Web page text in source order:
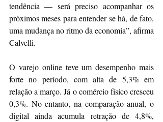
tendência — será preciso acompanhar os
próximos meses para entender se há, de fato,
uma mudança no ritmo da economia”, afirma
Calvelli.
O varejo online teve um desempenho mais
forte no período, com alta de 5,3% em
relação a março. Já o comércio físico cresceu
0,3%. No entanto, na comparação anual, o
digital ainda acumula retração de 4,8%,